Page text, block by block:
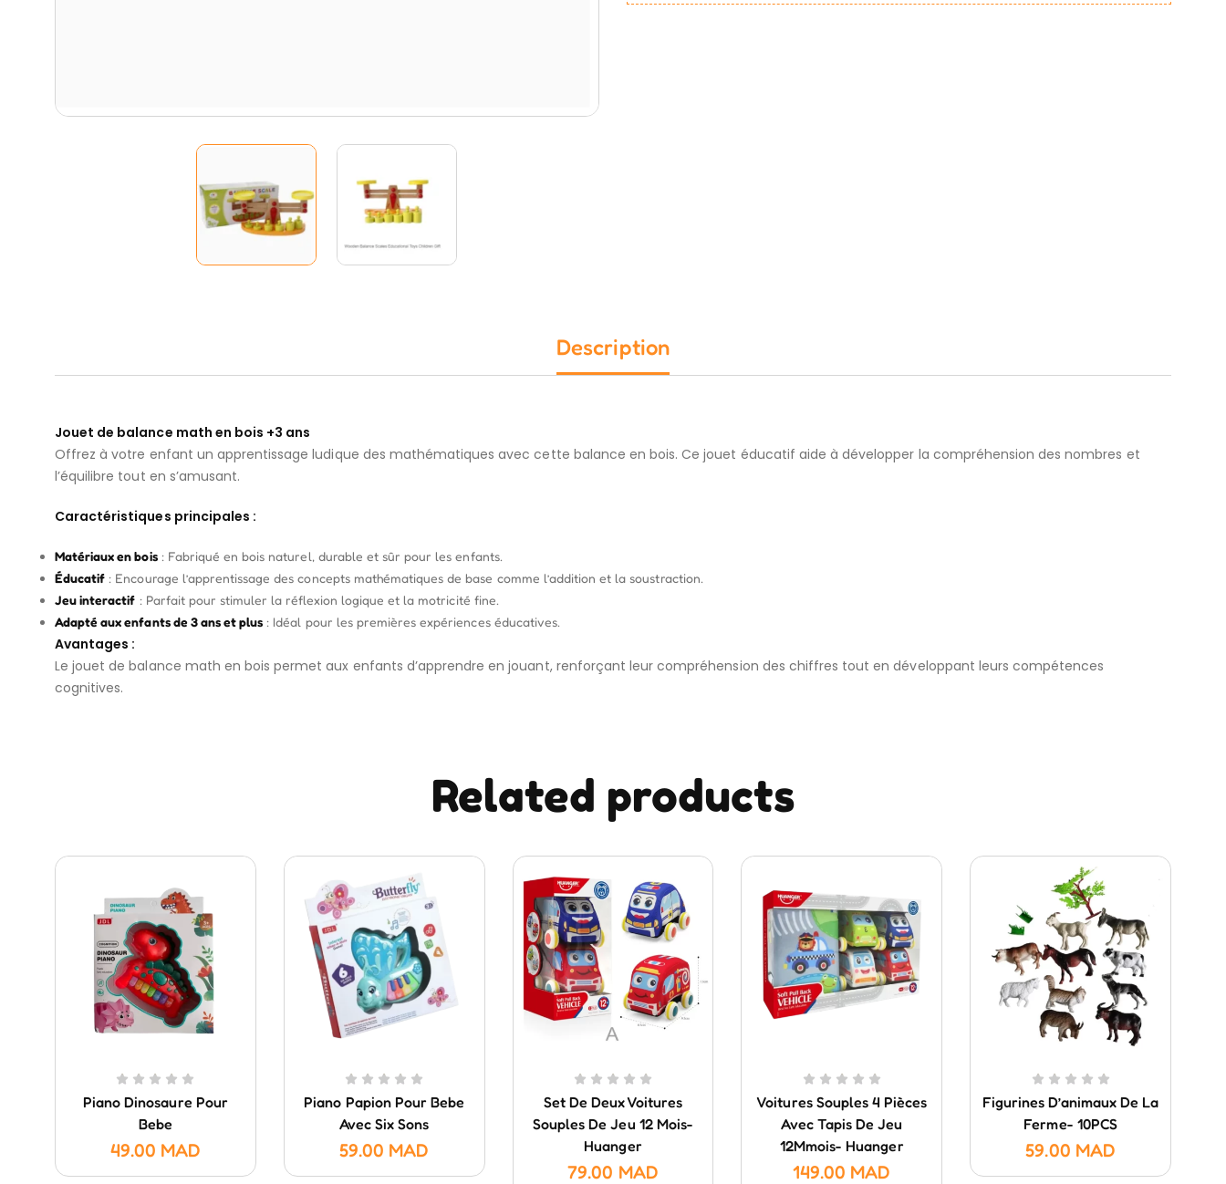
Description
Jouet de balance math en bois +3 ans
Offrez à votre enfant un apprentissage ludique des mathématiques avec cette balance en bois. Ce jouet éducatif aide à développer la compréhension des nombres et
l’équilibre tout en s’amusant.
Caractéristiques principales :
Matériaux en bois: Fabriqué en bois naturel, durable et sûr pour les enfants.
Éducatif : Encourage l’apprentissage des concepts mathématiques de base comme l’addition et la soustraction.
Jeu interactif : Parfait pour stimuler la réflexion logique et la motricité fine.
Adapté aux enfants de 3 ans et plus : Idéal pour les premières expériences éducatives.
Avantages :
Le jouet de balance math en bois permet aux enfants d’apprendre en jouant, renforçant leur compréhension des chiffres tout en développant leurs compétences
cognitives.
Related products
Piano Dinosaure Pour
Bebe
49.00 MAD
Piano Papion Pour Bebe
Avec Six Sons
59.00 MAD
Set De Deux Voitures
Souples De Jeu 12 Mois-
Huanger
79.00 MAD
Voitures Souples 4 Pièces
Avec Tapis De Jeu
12Mmois- Huanger
149.00 MAD
Figurines D’animaux De La
Ferme- 10PCS
59.00 MAD